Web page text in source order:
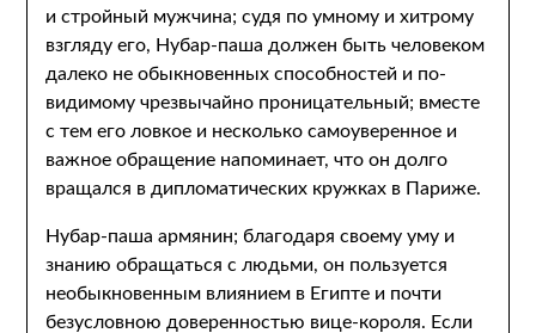
и стройный мужчина; судя по умному и хитрому
взгляду его, Нубар-паша должен быть человеком
далеко не обыкновенных способностей и по-
видимому чрезвычайно проницательный; вместе
с тем его ловкое и несколько самоуверенное и
важное обращение напоминает, что он долго
вращался в дипломатических кружках в Париже.
Нубар-паша армянин; благодаря своему уму и
знанию обращаться с людьми, он пользуется
необыкновенным влиянием в Египте и почти
безусловною доверенностью вице-короля. Если